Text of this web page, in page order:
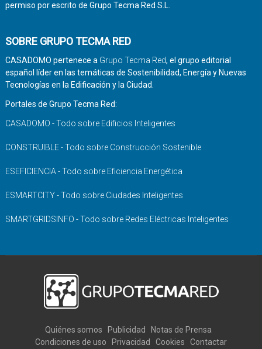
permiso por escrito de Grupo Tecma Red S.L.
SOBRE GRUPO TECMA RED
CASADOMO pertenece a Grupo Tecma Red, el grupo editorial
español líder en las temáticas de Sostenibilidad, Energía y Nuevas
Tecnologías en la Edificación y la Ciudad.
Portales de Grupo Tecma Red:
CASADOMO - Todo sobre Edificios Inteligentes
CONSTRUIBLE - Todo sobre Construcción Sostenible
ESEFICIENCIA - Todo sobre Eficiencia Energética
ESMARTCITY - Todo sobre Ciudades Inteligentes
SMARTGRIDSINFO - Todo sobre Redes Eléctricas Inteligentes
Quiénes somos Publicidad
Notas de Prensa
Condiciones de uso
Privacidad Cookies Contactar